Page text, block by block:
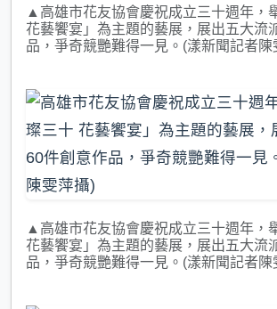
▲高雄市花友協會慶祝成立三十週年，
花藝饗宴」為主題的藝展，展出五大流
品，爭奇競艷難得一見。(漾新聞記者陳
▲高雄市花友協會慶祝成立三十週年，
花藝饗宴」為主題的藝展，展出五大流
品，爭奇競艷難得一見。(漾新聞記者陳